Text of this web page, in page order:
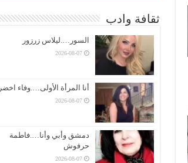
ثقافة وادب
السور….ليلاس زرزور
2026-08-07
أنا المرأة الأولى….وفاء اخضر
2026-08-07
دمشق وأبي وأنا….فاطمة
حرفوش
2026-08-07